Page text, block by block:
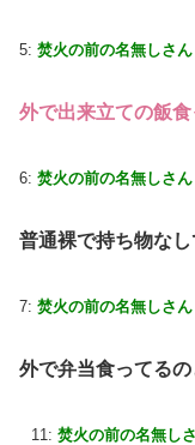
5: 焚火の前の名無しさん
外で出来立ての飯
6: 焚火の前の名無しさん
普通裸で持ち物な
7: 焚火の前の名無しさん
外で弁当食ってる
11: 焚火の前の名無し